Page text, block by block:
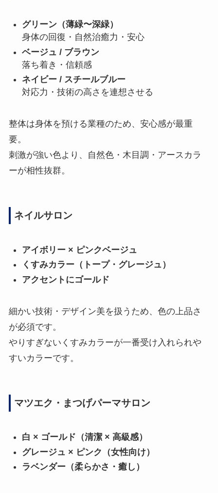
グリーン（薄緑〜深緑）
身体の回復・自然治癒力・安心
ベージュ / ブラウン
落ち着き・信頼感
ネイビー / スチールブルー
対応力・技術の高さを連想させる
整体は身体を預ける業種のため、安心感が最重
要。
刺激が強い色より、自然色・木目調・アースカラ
ーが相性抜群。
ネイルサロン
アイボリー × ピンクベージュ
くすみカラー（トープ・グレージュ）
アクセントにゴールド
細かい技術・デザイン美を扱うため、色の上品さ
が必須です。
やりすぎないくすみカラーが一番受け入れられや
すいカラーです。
マツエク・まつげパーマサロン
白 × ゴールド（清潔 × 高級感）
グレージュ × ピンク（女性向け）
ラベンダー（柔らかさ・癒し）